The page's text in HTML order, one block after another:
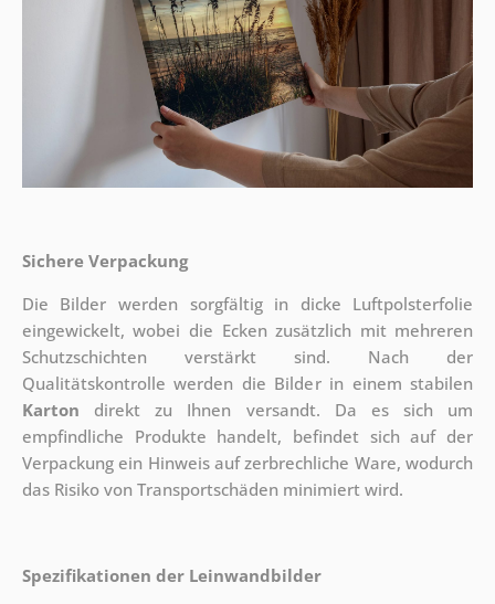
Sichere Verpackung
Die Bilder werden sorgfältig in dicke Luftpolsterfolie
eingewickelt, wobei die Ecken zusätzlich mit mehreren
Schutzschichten verstärkt sind. Nach der
Qualitätskontrolle werden die Bilder in einem stabilen
Karton direkt zu Ihnen versandt. Da es sich um
empfindliche Produkte handelt, befindet sich auf der
Verpackung ein Hinweis auf zerbrechliche Ware, wodurch
das Risiko von Transportschäden minimiert wird.
Spezifikationen der Leinwandbilder